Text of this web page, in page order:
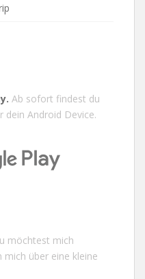
Ab sofort findest du
dein Android Device.
möchtest mich
über eine kleine